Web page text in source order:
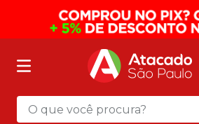
O que você procura?